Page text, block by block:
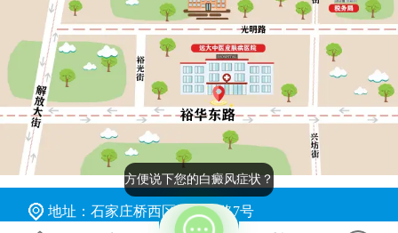
地址：石家庄桥西区裕华东路7号
方便说下您的白癜风症状？